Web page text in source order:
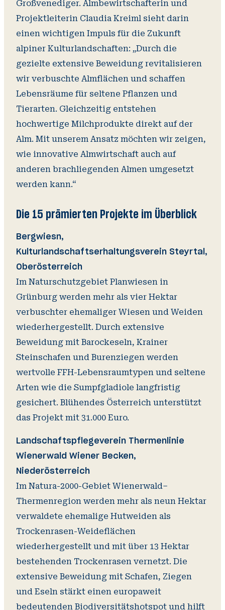
Großvenediger. Almbewirtschafterin und
Projektleiterin Claudia Kreiml sieht darin
einen wichtigen Impuls für die Zukunft
alpiner Kulturlandschaften: „Durch die
gezielte extensive Beweidung revitalisieren
wir verbuschte Almflächen und schaffen
Lebensräume für seltene Pflanzen und
Tierarten. Gleichzeitig entstehen
hochwertige Milchprodukte direkt auf der
Alm. Mit unserem Ansatz möchten wir zeigen,
wie innovative Almwirtschaft auch auf
anderen brachliegenden Almen umgesetzt
werden kann.“
Die 15 prämierten Projekte im Überblick
Bergwiesn,
Kulturlandschaftserhaltungsverein Steyrtal,
Im Naturschutzgebiet Planwiesen in
Grünburg werden mehr als vier Hektar
verbuschter ehemaliger Wiesen und Weiden
wiederhergestellt. Durch extensive
Beweidung mit Barockeseln, Krainer
Steinschafen und Burenziegen werden
wertvolle FFH-Lebensraumtypen und seltene
Arten wie die Sumpfgladiole langfristig
gesichert. Blühendes Österreich unterstützt
das Projekt mit 31.000 Euro.
Landschaftspflegeverein Thermenlinie
Wienerwald Wiener Becken,
Niederösterreich
Im Natura-2000-Gebiet Wienerwald–
Thermenregion werden mehr als neun Hektar
verwaldete ehemalige Hutweiden als
Trockenrasen-Weideflächen
wiederhergestellt und mit über 13 Hektar
bestehenden Trockenrasen vernetzt. Die
extensive Beweidung mit Schafen, Ziegen
und Eseln stärkt einen europaweit
bedeutenden Biodiversitätshotspot und hilft